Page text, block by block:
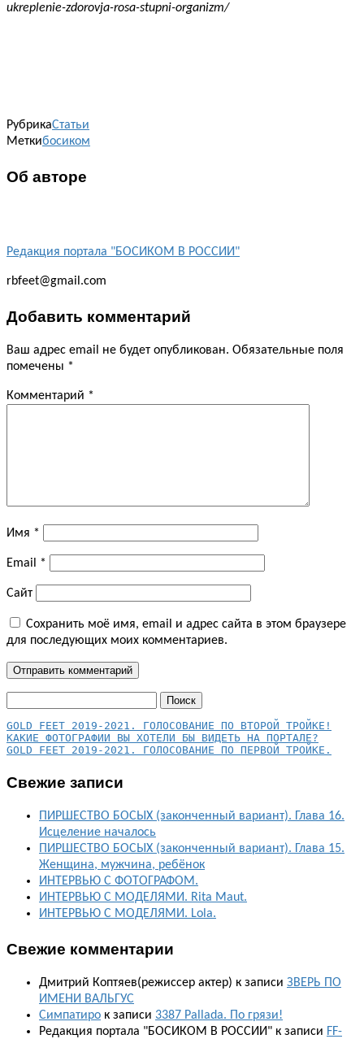
ukreplenie-zdorovja-rosa-stupni-organizm/
РубрикаСтатьи
Меткибосиком
Об авторе
Редакция портала "БОСИКОМ В РОССИИ"
rbfeet@gmail.com
Добавить комментарий
Ваш адрес email не будет опубликован. Обязательные поля
помечены *
Комментарий *
Имя *
Email *
Сайт
Сохранить моё имя, email и адрес сайта в этом браузере
для последующих моих комментариев.
КАКИЕ ФОТОГРАФИИ ВЫ ХОТЕЛИ БЫ ВИДЕТЬ НА ПОРТАЛЕ?
GOLD FEET 2019-2021. ГОЛОСОВАНИЕ ПО ПЕРВОЙ ТРОЙКЕ.
Свежие записи
ПИРШЕСТВО БОСЫХ (законченный вариант). Глава 16.
Исцеление началось
ПИРШЕСТВО БОСЫХ (законченный вариант). Глава 15.
Женщина, мужчина, ребёнок
ИНТЕРВЬЮ С ФОТОГРАФОМ.
ИНТЕРВЬЮ С МОДЕЛЯМИ. Rita Maut.
ИНТЕРВЬЮ С МОДЕЛЯМИ. Lola.
Свежие комментарии
Дмитрий Коптяев(режиссер актер) к записи ЗВЕРЬ ПО
ИМЕНИ ВАЛЬГУС
Симпатиро к записи 3387 Pallada. По грязи!
Редакция портала "БОСИКОМ В РОССИИ" к записи FF-